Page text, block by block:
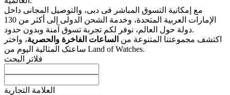
مع إمکانیة التسوق المباشر فی دبی، والتوصیل المجانی داخل
الإمارات العربیة المتحدة، وخدمة الشحن الدولی إلى أکثر من 130
دولة حول العالم، نوفر لکم تجربة تسوق آمنة وبدون حدود.
اکتشف مجموعتنا المتنوعة من الساعات الفاخرة والحصریة، واختر
ساعتک المثالیة الیوم من Land of Watches.
فلاتر البحث
العلامة التجارية